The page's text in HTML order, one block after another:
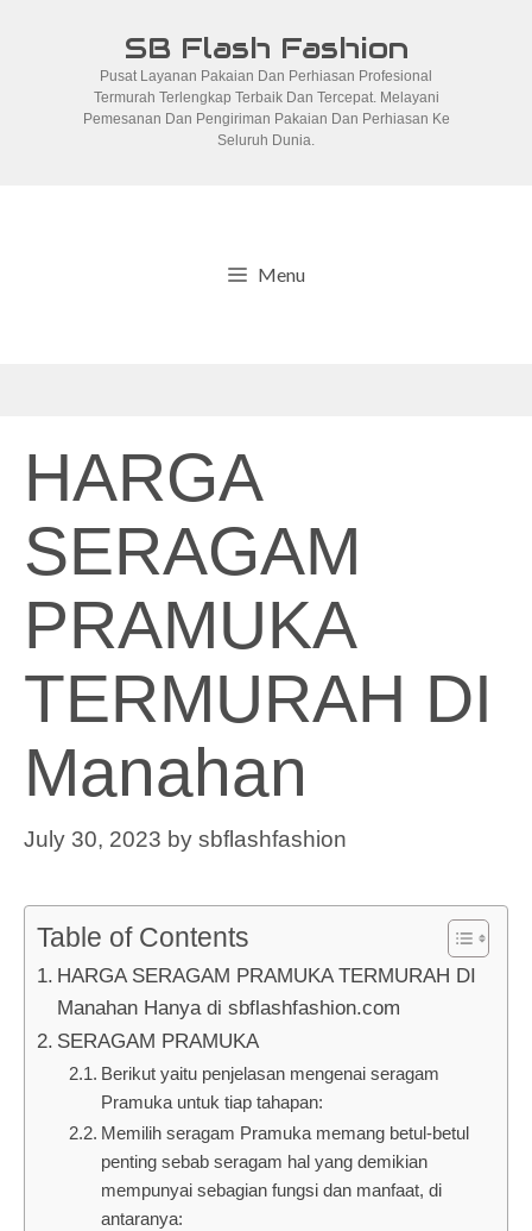
SB Flash Fashion
Pusat Layanan Pakaian Dan Perhiasan Profesional
Termurah Terlengkap Terbaik Dan Tercepat. Melayani
Pemesanan Dan Pengiriman Pakaian Dan Perhiasan Ke
Seluruh Dunia.
Menu
HARGA
SERAGAM
PRAMUKA
TERMURAH DI
Manahan
July 30, 2023 by sbflashfashion
Table of Contents
HARGA SERAGAM PRAMUKA TERMURAH DI
Manahan Hanya di sbflashfashion.com
SERAGAM PRAMUKA
Berikut yaitu penjelasan mengenai seragam
Pramuka untuk tiap tahapan:
Memilih seragam Pramuka memang betul-betul
penting sebab seragam hal yang demikian
mempunyai sebagian fungsi dan manfaat, di
antaranya: